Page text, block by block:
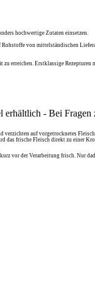
hochwertige Zutaten einsetzen.
von mittelständischen
erreichen. Erstklassige
- Bei Fragen
verzichten auf vorgetrocknetes
das frische Fleisch direkt zu einer
vor der Verarbeitung frisch. Nur